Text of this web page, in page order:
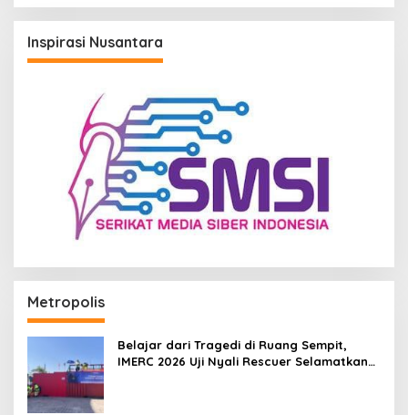
Inspirasi Nusantara
Metropolis
Belajar dari Tragedi di Ruang Sempit,
IMERC 2026 Uji Nyali Rescuer Selamatkan